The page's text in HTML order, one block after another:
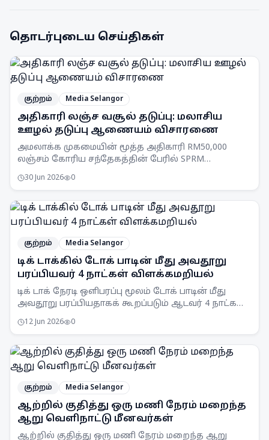
தொடர்புடைய செய்திகள்
குற்றம் Media Selangor
அதிகாரி லஞ்ச வசூல் தடுப்பு: மலாசிய
ஊழல் தடுப்பு ஆணையம் விசாரணை
அமலாக்க முகமையின் மூத்த அதிகாரி RM50,000
லஞ்சம் கோரிய சந்தேகத்தின் பேரில் SPRM
30 Jun 2026 0
குற்றம் Media Selangor
டிக் டாக்கில் டோக் பாடின் மீது அவதூறு
பரப்பியவர் 4 நாட்கள் விளக்கமறியல்
டிக் டாக் நேரடி ஒளிபரப்பு மூலம் டோக் பாடின் மீது
அவதூறு பரப்பியதாகக் கூறப்படும் ஆடவர் 4 நாட்கள்
12 Jun 2026 0
குற்றம் Media Selangor
ஆற்றில் குதித்து ஒரு மணி நேரம் மறைந்த
ஆறு வெளிநாட்டு மீனவர்கள்
ஆற்றில் குதித்து ஒரு மணி நேரம் மறைந்த ஆறு